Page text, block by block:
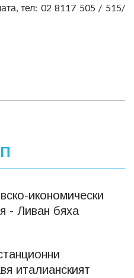
тел: 02 8117 505 / 515/
икономически
- Ливан бяха
италианският